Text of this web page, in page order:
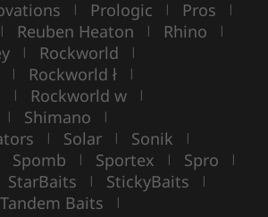
| Prologic | Pros |
| Reuben Heaton | Rhino |
| Rockworld |
| Rockworld ł |
| Rockworld w |
| Shimano |
| Solar | Sonik |
Spomb | Sportex | Spro |
StarBaits | StickyBaits |
Tandem Baits |